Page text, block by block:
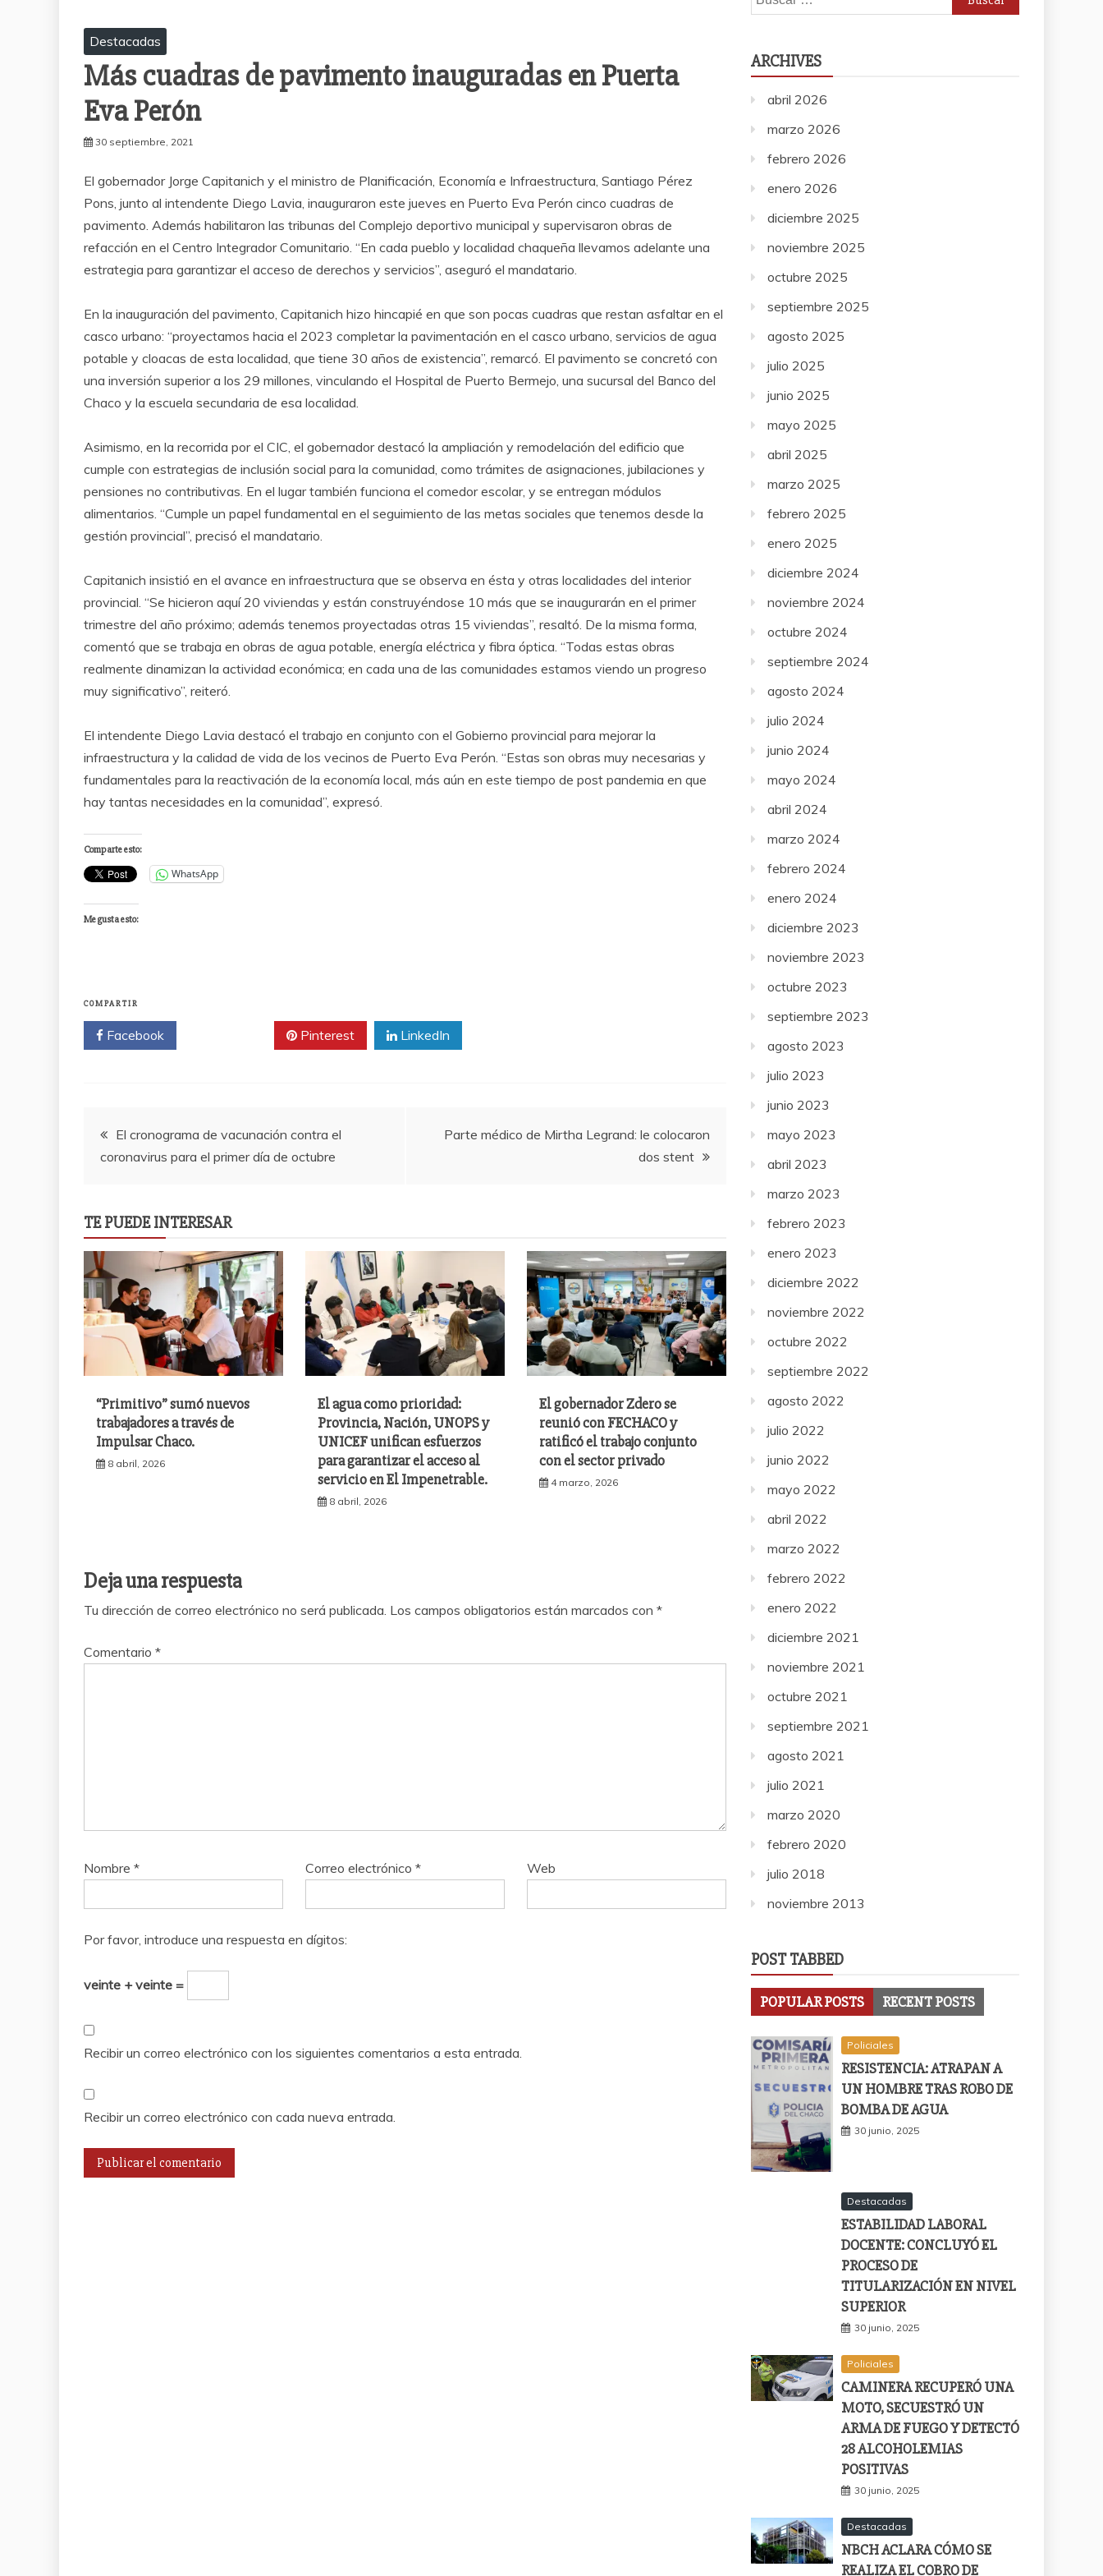
Destacadas
Más cuadras de pavimento inauguradas en Puerta
Eva Perón
30 septiembre, 2021
El gobernador Jorge Capitanich y el ministro de Planificación, Economía e Infraestructura, Santiago Pérez
Pons, junto al intendente Diego Lavia, inauguraron este jueves en Puerto Eva Perón cinco cuadras de
pavimento. Además habilitaron las tribunas del Complejo deportivo municipal y supervisaron obras de
refacción en el Centro Integrador Comunitario. “En cada pueblo y localidad chaqueña llevamos adelante una
estrategia para garantizar el acceso de derechos y servicios”, aseguró el mandatario.
En la inauguración del pavimento, Capitanich hizo hincapié en que son pocas cuadras que restan asfaltar en el
casco urbano: “proyectamos hacia el 2023 completar la pavimentación en el casco urbano, servicios de agua
potable y cloacas de esta localidad, que tiene 30 años de existencia”, remarcó. El pavimento se concretó con
una inversión superior a los 29 millones, vinculando el Hospital de Puerto Bermejo, una sucursal del Banco del
Chaco y la escuela secundaria de esa localidad.
Asimismo, en la recorrida por el CIC, el gobernador destacó la ampliación y remodelación del edificio que
cumple con estrategias de inclusión social para la comunidad, como trámites de asignaciones, jubilaciones y
pensiones no contributivas. En el lugar también funciona el comedor escolar, y se entregan módulos
alimentarios. “Cumple un papel fundamental en el seguimiento de las metas sociales que tenemos desde la
gestión provincial”, precisó el mandatario.
Capitanich insistió en el avance en infraestructura que se observa en ésta y otras localidades del interior
provincial. “Se hicieron aquí 20 viviendas y están construyéndose 10 más que se inaugurarán en el primer
trimestre del año próximo; además tenemos proyectadas otras 15 viviendas”, resaltó. De la misma forma,
comentó que se trabaja en obras de agua potable, energía eléctrica y fibra óptica. “Todas estas obras
realmente dinamizan la actividad económica; en cada una de las comunidades estamos viendo un progreso
muy significativo”, reiteró.
El intendente Diego Lavia destacó el trabajo en conjunto con el Gobierno provincial para mejorar la
infraestructura y la calidad de vida de los vecinos de Puerto Eva Perón. “Estas son obras muy necesarias y
fundamentales para la reactivación de la economía local, más aún en este tiempo de post pandemia en que
hay tantas necesidades en la comunidad”, expresó.
Comparte esto:
WhatsApp
Me gusta esto:
COMPARTIR
Facebook Pinterest LinkedIn
Navegación
de
entradas
El cronograma de vacunación contra el
coronavirus para el primer día de octubre
Parte médico de Mirtha Legrand: le colocaron
dos stent
TE PUEDE INTERESAR
“Primitivo” sumó nuevos
trabajadores a través de
Impulsar Chaco.
8 abril, 2026
El agua como prioridad:
Provincia, Nación, UNOPS y
UNICEF unifican esfuerzos
para garantizar el acceso al
servicio en El Impenetrable.
8 abril, 2026
El gobernador Zdero se
reunió con FECHACO y
ratificó el trabajo conjunto
con el sector privado
4 marzo, 2026
Deja una respuesta
Tu dirección de correo electrónico no será publicada. Los campos obligatorios están marcados con *
Comentario *
Nombre * Correo electrónico* Web
Por favor, introduce una respuesta en dígitos:
veinte + veinte =
Recibir un correo electrónico con los siguientes comentarios a esta entrada.
Recibir un correo electrónico con cada nueva entrada.
ARCHIVES
abril 2026
marzo 2026
febrero 2026
enero 2026
diciembre 2025
noviembre 2025
octubre 2025
septiembre 2025
agosto 2025
julio 2025
junio 2025
mayo 2025
abril 2025
marzo 2025
febrero 2025
enero 2025
diciembre 2024
noviembre 2024
octubre 2024
septiembre 2024
agosto 2024
julio 2024
junio 2024
mayo 2024
abril 2024
marzo 2024
febrero 2024
enero 2024
diciembre 2023
noviembre 2023
octubre 2023
septiembre 2023
agosto 2023
julio 2023
junio 2023
mayo 2023
abril 2023
marzo 2023
febrero 2023
enero 2023
diciembre 2022
noviembre 2022
octubre 2022
septiembre 2022
agosto 2022
julio 2022
junio 2022
mayo 2022
abril 2022
marzo 2022
febrero 2022
enero 2022
diciembre 2021
noviembre 2021
octubre 2021
septiembre 2021
agosto 2021
julio 2021
marzo 2020
febrero 2020
julio 2018
noviembre 2013
POST TABBED
POPULAR POSTS RECENT POSTS
Policiales
RESISTENCIA: ATRAPAN A
UN HOMBRE TRAS ROBO DE
BOMBA DE AGUA
30 junio, 2025
Destacadas
ESTABILIDAD LABORAL
DOCENTE: CONCLUYÓ EL
PROCESO DE
TITULARIZACIÓN EN NIVEL
SUPERIOR
30 junio, 2025
Policiales
CAMINERA RECUPERÓ UNA
MOTO, SECUESTRÓ UN
ARMA DE FUEGO Y DETECTÓ
28 ALCOHOLEMIAS
POSITIVAS
30 junio, 2025
Destacadas
NBCH ACLARA CÓMO SE
REALIZA EL COBRO DE